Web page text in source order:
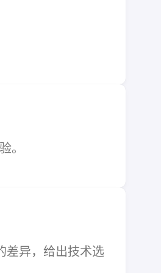
。
差异，给出技术选